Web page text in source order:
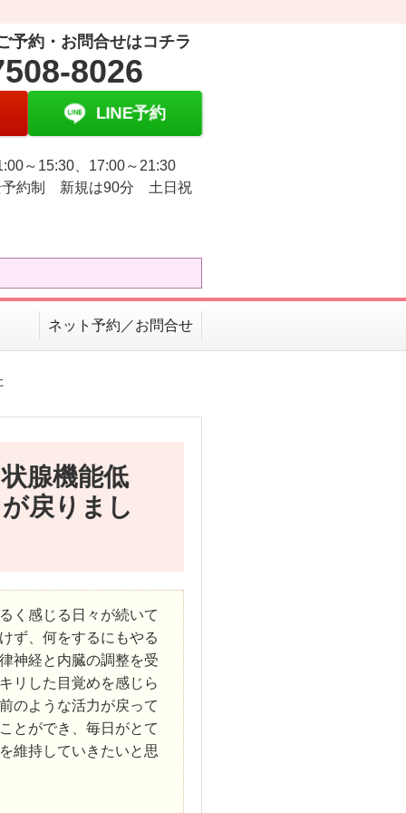
予約・お問合せはコチラ
8026
LINE予約
～15:30、17:00～21:30
約制 新規は90分 土日祝
ネット予約／お問合せ
腺機能低
戻りまし
く感じる日々が続いて
ず、何をするにもやる
神経と内臓の調整を受
リした目覚めを感じら
のような活力が戻って
とができ、毎日がとて
維持していきたいと思